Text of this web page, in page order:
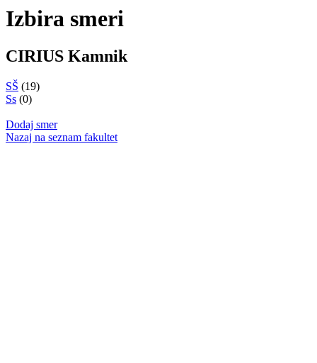
Izbira smeri
CIRIUS Kamnik
SŠ (19)
Ss (0)
Dodaj smer
Nazaj na seznam fakultet